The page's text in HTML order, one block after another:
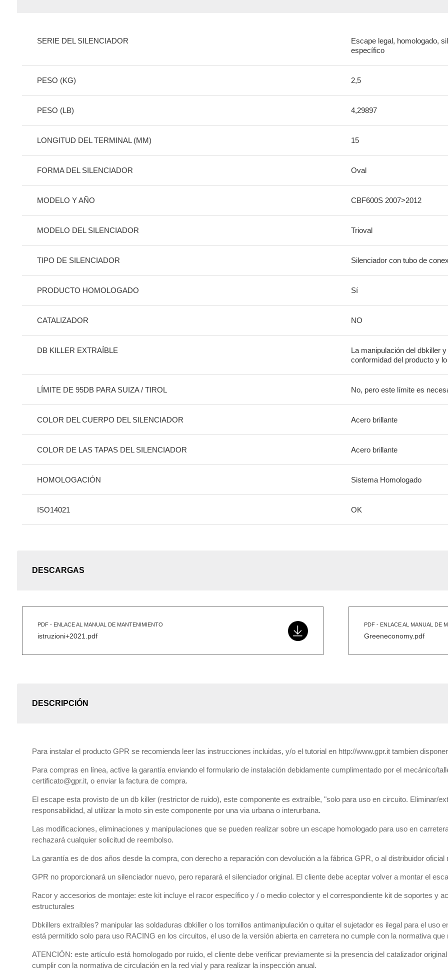
SERIE DEL SILENCIADOR
Escape legal, homologado,
específico
PESO (KG) 2,5
PESO (LB) 4,29897
LONGITUD DEL TERMINAL (MM) 15
FORMA DEL SILENCIADOR Oval
MODELO Y AÑO CBF600S 2007>2012
MODELO DEL SILENCIADOR Trioval
TIPO DE SILENCIADOR Silenciador con tubo de
PRODUCTO HOMOLOGADO Sí
CATALIZADOR NO
DB KILLER EXTRAÍBLE
La manipulación del dbkiller
conformidad del producto y
LÍMITE DE 95DB PARA SUIZA / TIROL No, pero este límite es
COLOR DEL CUERPO DEL SILENCIADOR Acero brillante
COLOR DE LAS TAPAS DEL SILENCIADOR Acero brillante
HOMOLOGACIÓN Sistema Homologado
ISO14021 OK
DESCARGAS
PDF - ENLACE AL MANUAL DE MANTENIMIENTO
istruzioni+2021.pdf
PDF - ENLACE AL MANUAL DE
Greeneconomy.pdf
DESCRIPCIÓN
Para instalar el producto GPR se recomienda leer las instrucciones incluidas, y/o el tutorial en http://www.gpr.it tambien
Para compras en línea, active la garantía enviando el formulario de instalación debidamente cumplimentado por el mecánico/
certificato@gpr.it, o enviar la factura de compra.
El escape esta provisto de un db killer (restrictor de ruido), este componente es extraíble, "solo para uso en circuito. Eliminar/
responsabilidad, al utilizar la moto sin este componente por una via urbana o interurbana.
Las modificaciones, eliminaciones y manipulaciones que se pueden realizar sobre un escape homologado para uso en
rechazará cualquier solicitud de reembolso.
La garantía es de dos años desde la compra, con derecho a reparación con devolución a la fábrica GPR, o al distribuidor
GPR no proporcionará un silenciador nuevo, pero reparará el silenciador original. El cliente debe aceptar volver a montar el
Racor y accesorios de montaje: este kit incluye el racor específico y / o medio colector y el correspondiente kit de soportes y
estructurales
Dbkillers extraíbles? manipular las soldaduras dbkiller o los tornillos antimanipulación o quitar el sujetador es ilegal para el uso
está permitido solo para uso RACING en los circuitos, el uso de la versión abierta en carretera no cumple con la normativa
ATENCIÓN: este artículo está homologado por ruido, el cliente debe verificar previamente si la presencia del catalizador
cumplir con la normativa de circulación en la red vial y para realizar la inspección anual.